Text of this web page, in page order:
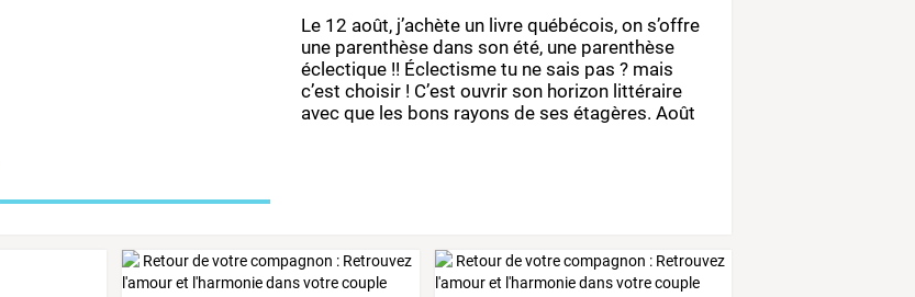
Le 12 août, j’achète un livre québécois, on s’offre
une parenthèse dans son été, une parenthèse
éclectique !! Éclectisme tu ne sais pas ? mais
c’est choisir ! C’est ouvrir son horizon littéraire
avec que les bons rayons de ses étagères. Août